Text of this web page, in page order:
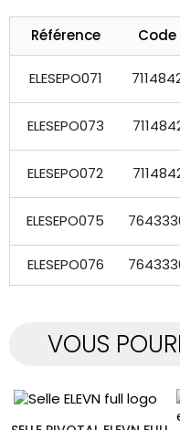
Référence Code
ELESEPO071
ELESEPO073
ELESEPO072
ELESEPO075
ELESEPO076
VOUS